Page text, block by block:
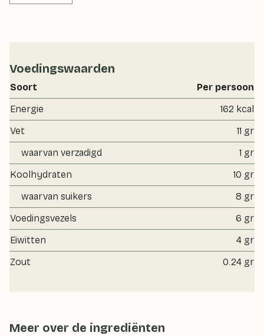
Voedingswaarden
Soort
Per persoon
Energie
162 kcal
Vet
11 gr
waarvan verzadigd
1 gr
Koolhydraten
10 gr
waarvan suikers
8 gr
Voedingsvezels
6 gr
Eiwitten
4 gr
Zout
0.24 gr
Meer over de ingrediënten